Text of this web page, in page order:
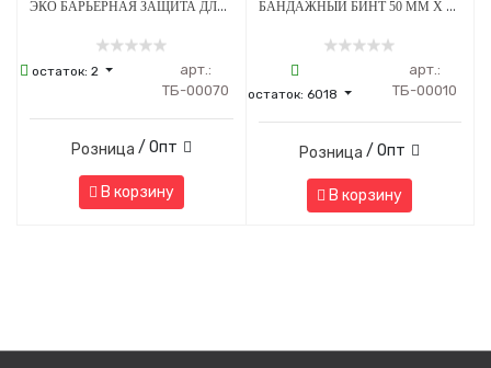
ЭКО БАРЬЕРНАЯ ЗАЩИТА ДЛЯ ПЕНОВ 53 Х 160 ММ - ЧЕРНАЯ
остаток:2
арт.:
ТБ-00070
Розница / Опт
В корзину
БАНДАЖНЫЙ БИНТ 50 ММ Х 4.5 М ФИОЛЕТОВЫЙ 1 ШТУКА
остаток: 6018
арт.:
ТБ-00010
Розница / Опт
В корзину